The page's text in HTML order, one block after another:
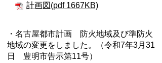
計画図(pdf 1667KB)
・名古屋都市計画 防火地域及び準防火
地域の変更をしました。（令和7年3月31
日 豊明市告示第11号）